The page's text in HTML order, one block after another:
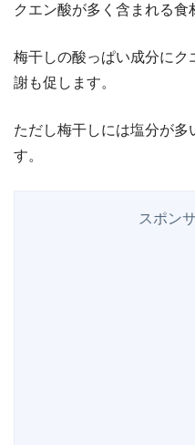
クエン酸が多く含まれる食
梅干しの酸っぱい成分に
謝も促します。
ただし梅干しには塩分が
す。